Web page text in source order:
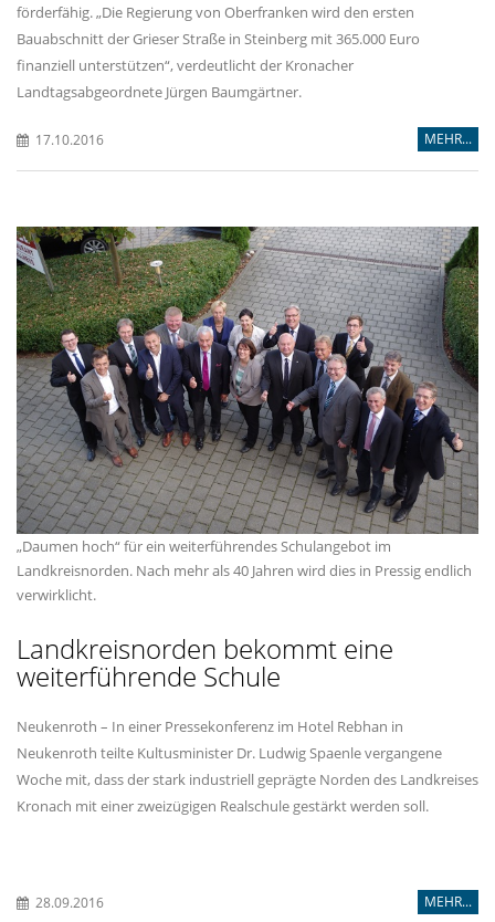
förderfähig. „Die Regierung von Oberfranken wird den ersten
Bauabschnitt der Grieser Straße in Steinberg mit 365.000 Euro
finanziell unterstützen“, verdeutlicht der Kronacher
Landtagsabgeordnete Jürgen Baumgärtner.
17.10.2016 MEHR...
Daumen hoch“ für ein weiterführendes Schulangebot im
Landkreisnorden. Nach mehr als 40 Jahren wird dies in Pressig endlich
verwirklicht.
Landkreisnorden bekommt eine
weiterführende Schule
Neukenroth – In einer Pressekonferenz im Hotel Rebhan in
Neukenroth teilte Kultusminister Dr. Ludwig Spaenle vergangene
Woche mit, dass der stark industriell geprägte Norden des Landkreises
Kronach mit einer zweizügigen Realschule gestärkt werden soll.
28.09.2016 MEHR...